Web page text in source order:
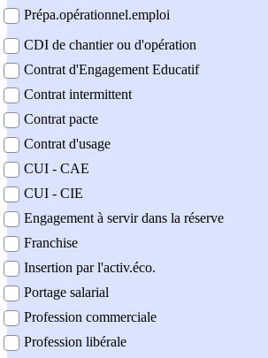
Prépa.opérationnel.emploi
CDI de chantier ou d'opération
Contrat d'Engagement Educatif
Contrat intermittent
Contrat pacte
Contrat d'usage
CUI - CAE
CUI - CIE
Engagement à servir dans la réserve
Franchise
Insertion par l'activ.éco.
Portage salarial
Profession commerciale
Profession libérale